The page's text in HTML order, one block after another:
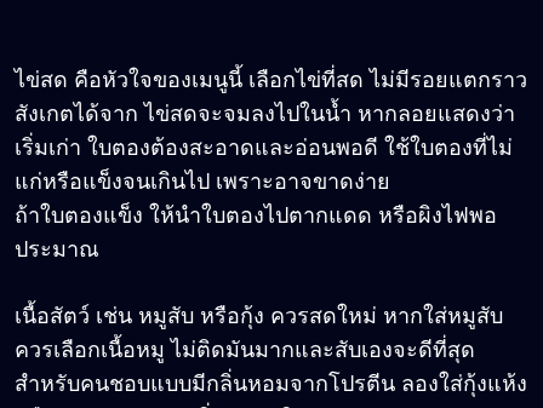
ไข่สด คือหัวใจของเมนูนี้ เลือกไข่ที่สด ไม่มีรอยแตกราว
สังเกตได้จาก ไข่สดจะจมลงไปในน้ำ หากลอยแสดงว่า
เริ่มเก่า ใบตองต้องสะอาดและอ่อนพอดี ใช้ใบตองที่ไม่
แก่หรือแข็งจนเกินไป เพราะอาจขาดง่าย
ถ้าใบตองแข็ง ให้นำใบตองไปตากแดด หรือผิงไฟพอ
ประมาณ
เนื้อสัตว์ เช่น หมูสับ หรือกุ้ง ควรสดใหม่ หากใส่หมูสับ
ควรเลือกเนื้อหมู ไม่ติดมันมากและสับเองจะดีที่สุด
สำหรับคนชอบแบบมีกลิ่นหอมจากโปรตีน ลองใส่กุ้งแห้ง